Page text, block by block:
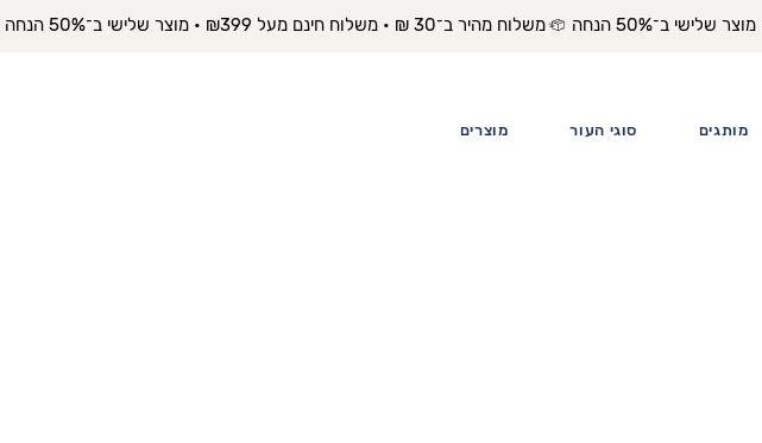
משלוח מהיר ב־30 ₪ • משלוח חינם מעל ₪399 • מוצר שלישי ב־50% הנחה
מוצרים סוגי העור מותגים